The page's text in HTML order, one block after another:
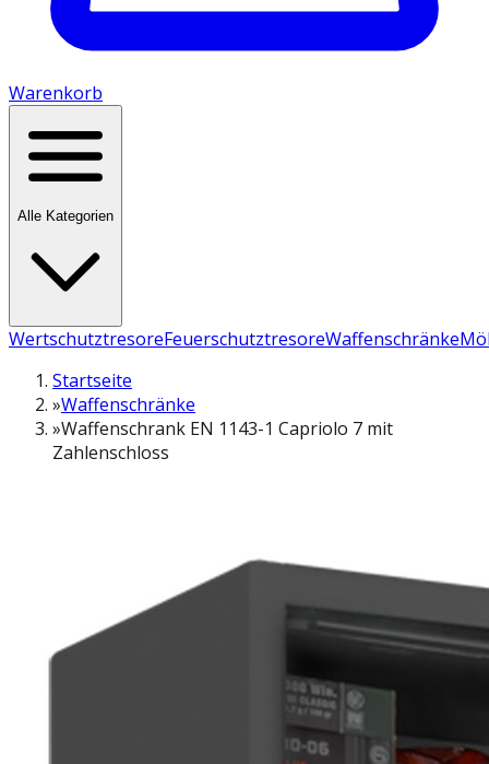
Warenkorb
Alle Kategorien
WertschutztresoreFeuerschutztresoreWaffenschränke
Startseite
»Waffenschränke
»Waffenschrank EN 1143-1 Capriolo 7 mit
Zahlenschloss